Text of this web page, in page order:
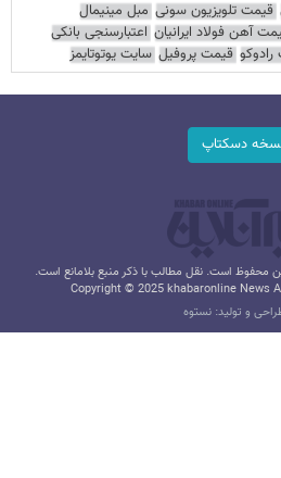
قیمت تلویزیون سونی مبل مینیمال
آهن فولاد ایرانیان اعتبارسنجی بانکی
قیمت پروفیل سایت یوتوتایمز
دسکتاپ
محفوظ است. نقل مطالب با ذکر منبع بلامانع است.
Copyright © 2025 khabaronline News
و تولید: نستوه